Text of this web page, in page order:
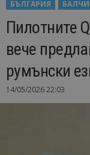
БЪЛГАРИЯ
Пилотните
вече
румънски
14/05/2026 22:03